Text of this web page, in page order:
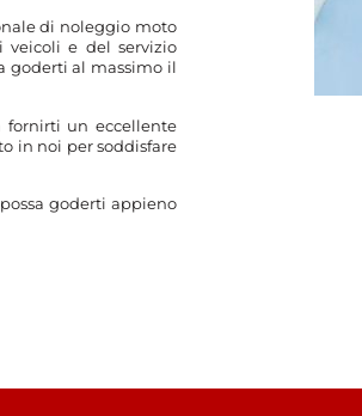
di noleggio moto
veicoli e del servizio
goderti al massimo il
fornirti un eccellente
in noi per soddisfare
goderti appieno